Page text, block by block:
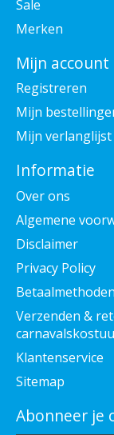
Sale
Merken
Mijn account
Registreren
Mijn
Mijn verlanglijst
Informatie
Over ons
Algemene
Disclaimer
Privacy Policy
Betaalmethoden
Verzenden &
Klantenservice
Sitemap
Abonneer je